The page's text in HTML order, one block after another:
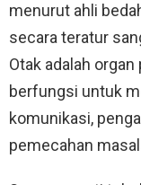
menurut ahli
secara teratur
Otak adalah
berfungsi untuk
komunikasi,
pemecahan